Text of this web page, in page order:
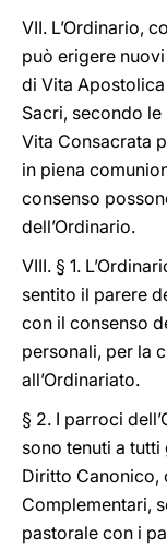
VII. L’Ordinario,
può erigere
di Vita
Sacri, secondo
Vita Consacrata
in piena
consenso
dell’Ordinario.
VIII. § 1.
sentito il parere
con il consenso
personali, per la
all’Ordinariato.
§ 2. I parroci
sono tenuti a
Diritto Canonico,
Complementari,
pastorale con i